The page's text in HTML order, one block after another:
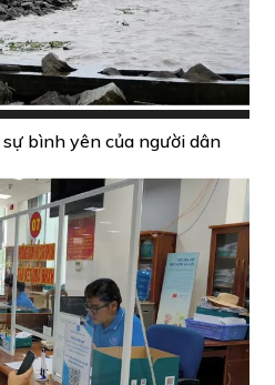
bình yên của người dân